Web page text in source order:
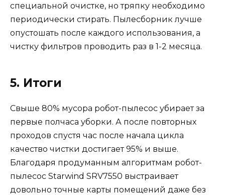
специальной очистке, но тряпку необходимо
периодически стирать. Пылесборник лучше
опустошать после каждого использования, а
чистку фильтров проводить раз в 1-2 месяца.
5. Итоги
Свыше 80% мусора робот-пылесос убирает за
первые полчаса уборки. А после повторных
проходов спустя час после начала цикла
качество чистки достигает 95% и выше.
Благодаря продуманным алгоритмам робот-
пылесос Starwind SRV7550 выстраивает
довольно точные карты помещений даже без